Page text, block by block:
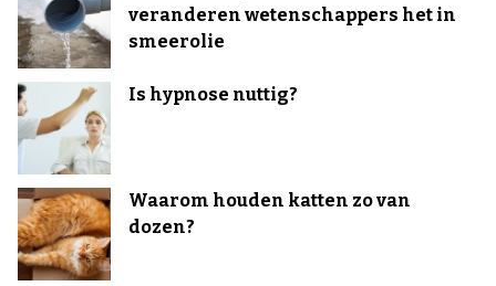
veranderen wetenschappers het in
smeerolie
Is hypnose nuttig?
Waarom houden katten zo van
dozen?